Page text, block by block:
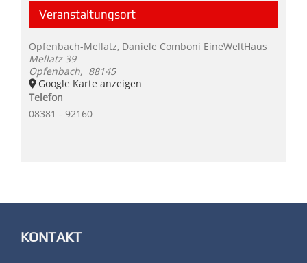
Veranstaltungsort
Opfenbach-Mellatz, Daniele Comboni EineWeltHaus
Mellatz 39
Opfenbach, 88145
Google Karte anzeigen
Telefon
08381 - 92160
KONTAKT